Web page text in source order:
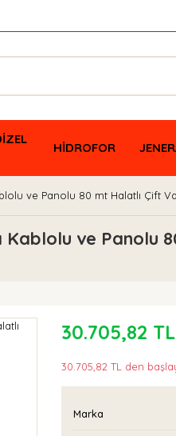
HİDROFOR
ve Panolu 80 mt Halatlı Çift
Kablolu ve Panolu
30.705,82 TL
30.705,82 TL den
Marka